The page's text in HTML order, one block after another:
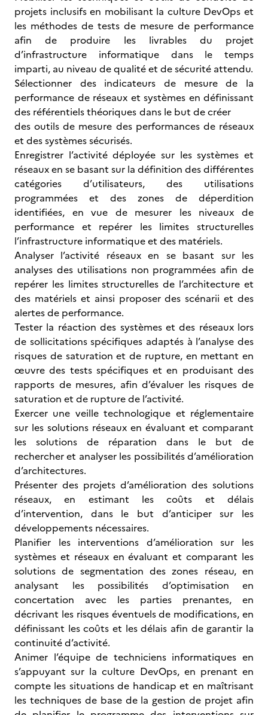
projets inclusifs en mobilisant la culture DevOps et
les méthodes de tests de mesure de performance
afin de produire les livrables du projet
d’infrastructure informatique dans le temps
imparti, au niveau de qualité et de sécurité attendu.
Sélectionner des indicateurs de mesure de la
performance de réseaux et systèmes en définissant
des référentiels théoriques dans le but de créer
des outils de mesure des performances de réseaux
et des systèmes sécurisés.
Enregistrer l’activité déployée sur les systèmes et
réseaux en se basant sur la définition des différentes
catégories d’utilisateurs, des utilisations
programmées et des zones de déperdition
identifiées, en vue de mesurer les niveaux de
performance et repérer les limites structurelles
l’infrastructure informatique et des matériels.
Analyser l’activité réseaux en se basant sur les
analyses des utilisations non programmées afin de
repérer les limites structurelles de l’architecture et
des matériels et ainsi proposer des scénarii et des
alertes de performance.
Tester la réaction des systèmes et des réseaux lors
de sollicitations spécifiques adaptés à l’analyse des
risques de saturation et de rupture, en mettant en
œuvre des tests spécifiques et en produisant des
rapports de mesures, afin d’évaluer les risques de
saturation et de rupture de l’activité.
Exercer une veille technologique et réglementaire
sur les solutions réseaux en évaluant et comparant
les solutions de réparation dans le but de
rechercher et analyser les possibilités d’amélioration
d’architectures.
Présenter des projets d’amélioration des solutions
réseaux, en estimant les coûts et délais
d’intervention, dans le but d’anticiper sur les
développements nécessaires.
Planifier les interventions d’amélioration sur les
systèmes et réseaux en évaluant et comparant les
solutions de segmentation des zones réseau, en
analysant les possibilités d’optimisation en
concertation avec les parties prenantes, en
décrivant les risques éventuels de modifications, en
définissant les coûts et les délais afin de garantir la
continuité d’activité.
Animer l’équipe de techniciens informatiques en
s’appuyant sur la culture DevOps, en prenant en
compte les situations de handicap et en maîtrisant
les techniques de base de la gestion de projet afin